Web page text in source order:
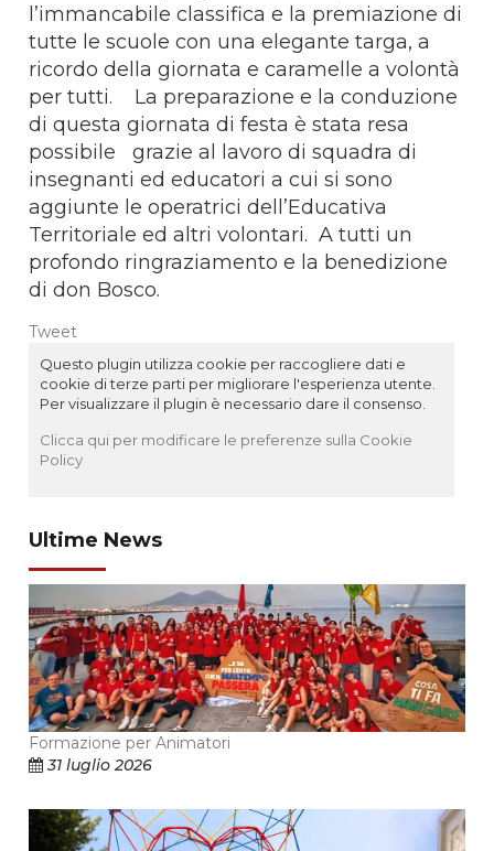
l’immancabile classifica e la premiazione di
tutte le scuole con una elegante targa, a
ricordo della giornata e caramelle a volontà
per tutti. La preparazione e la conduzione
di questa giornata di festa è stata resa
possibile grazie al lavoro di squadra di
insegnanti ed educatori a cui si sono
aggiunte le operatrici dell’Educativa
Territoriale ed altri volontari. A tutti un
profondo ringraziamento e la benedizione
di don Bosco.
Tweet
Questo plugin utilizza cookie per raccogliere dati e
cookie di terze parti per migliorare l'esperienza utente.
Per visualizzare il plugin è necessario dare il consenso.
Clicca qui per modificare le preferenze sulla Cookie
Policy
Ultime News
Formazione per Animatori
31 luglio 2026